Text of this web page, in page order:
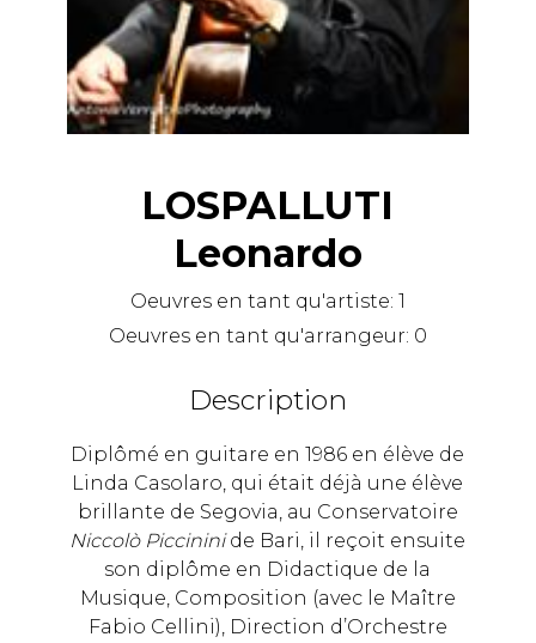
LOSPALLUTI
Leonardo
Oeuvres en tant qu'artiste: 1
Oeuvres en tant qu'arrangeur: 0
Description
Diplômé en guitare en 1986 en élève de
Linda Casolaro, qui était déjà une élève
brillante de Segovia, au Conservatoire
Niccolò Piccininide Bari, il reçoit ensuite
son diplôme en Didactique de la
Musique, Composition (avec le Maître
Fabio Cellini), Direction d’Orchestre